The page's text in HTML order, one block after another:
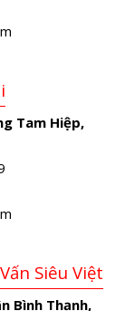
Tam Hiệp,
Siêu Việt
Bình Thạnh,